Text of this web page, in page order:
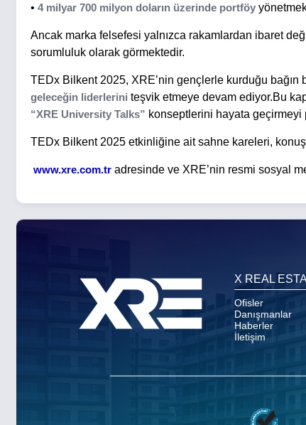
• 4 milyar 700 milyon doların üzerinde portföy
Ancak marka felsefesi yalnızca rakamlardan ibaret
sorumluluk olarak görmektedir.
TEDx Bilkent 2025, XRE’nin gençlerle kurduğu
geleceğin liderlerini teşvik etmeye devam ediyor.Bu
“XRE University Talks” konseptlerini hayata geçirmeyi
TEDx Bilkent 2025 etkinliğine ait sahne kareleri,
www.xre.com.tr adresinde ve XRE’nin resmi sosyal
X REAL
Ofisler
Danışmanlar
Haberler
İletişim